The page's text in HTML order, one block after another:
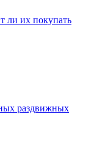
ли их покупать
раздвижных